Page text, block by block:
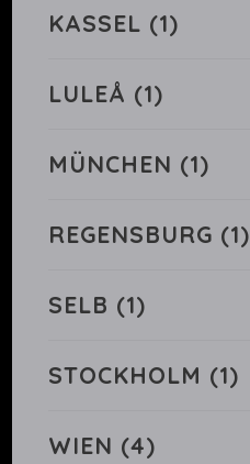
KASSEL (1)
LULEÅ (1)
MÜNCHEN (1)
REGENSBURG (1)
SELB (1)
STOCKHOLM (1)
WIEN (4)